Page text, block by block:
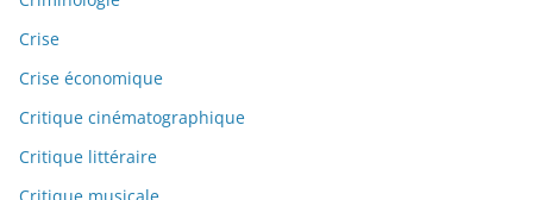
Crise
Crise économique
Critique cinématographique
Critique littéraire